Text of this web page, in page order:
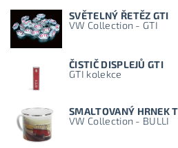
SVĚTELNÝ ŘETĚZ GTI
VW Collection - GTI
ČISTIČ DISPLEJŮ GTI
GTI kolekce
SMALTOVANÝ HRNEK
VW Collection - BULLI